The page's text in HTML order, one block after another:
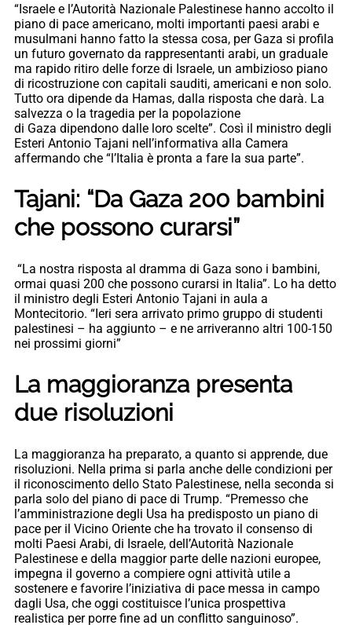
“Israele e l’Autorità Nazionale Palestinese hanno accolto il
piano di pace americano, molti importanti paesi arabi e
musulmani hanno fatto la stessa cosa, per Gaza si profila
un futuro governato da rappresentanti arabi, un graduale
ma rapido ritiro delle forze di Israele, un ambizioso piano
di ricostruzione con capitali sauditi, americani e non solo.
Tutto ora dipende da Hamas, dalla risposta che darà. La
salvezza o la tragedia per la popolazione
di Gaza dipendono dalle loro scelte”. Così il ministro degli
Esteri Antonio Tajani nell’informativa alla Camera
affermando che “l’Italia è pronta a fare la sua parte”.
Tajani: “Da Gaza 200 bambini
che possono curarsi”
“La nostra risposta al dramma di Gaza sono i bambini,
ormai quasi 200 che possono curarsi in Italia”. Lo ha detto
il ministro degli Esteri Antonio Tajani in aula a
Montecitorio. “Ieri sera arrivato primo gruppo di studenti
palestinesi – ha aggiunto – e ne arriveranno altri 100-150
nei prossimi giorni”
La maggioranza presenta
due risoluzioni
La maggioranza ha preparato, a quanto si apprende, due
risoluzioni. Nella prima si parla anche delle condizioni per
il riconoscimento dello Stato Palestinese, nella seconda si
parla solo del piano di pace di Trump. “Premesso che
l’amministrazione degli Usa ha predisposto un piano di
pace per il Vicino Oriente che ha trovato il consenso di
molti Paesi Arabi, di Israele, dell’Autorità Nazionale
Palestinese e della maggior parte delle nazioni europee,
impegna il governo a compiere ogni attività utile a
sostenere e favorire l’iniziativa di pace messa in campo
dagli Usa, che oggi costituisce l’unica prospettiva
realistica per porre fine ad un conflitto sanguinoso”.